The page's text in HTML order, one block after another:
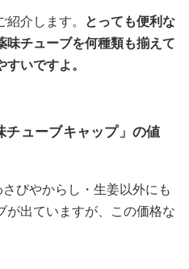
介します。
とっても便利な
味チューブを何種類も揃えて
いですよ。
チューブキャップ」の値
びやからし・生姜以外にも
が出ていますが、この価格な